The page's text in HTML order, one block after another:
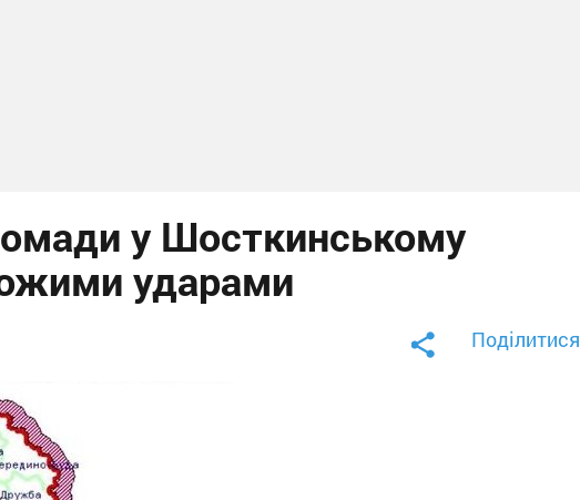
у Шосткинському
ударами
Поділитися